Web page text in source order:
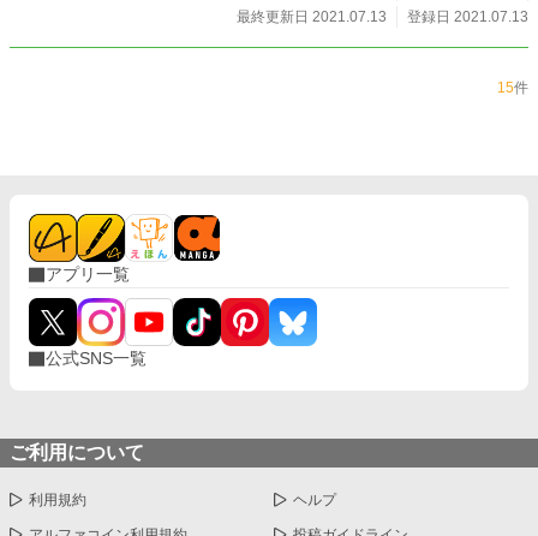
最終更新日 2021.07.13
登録日 2021.07.13
15件
アプリ一覧
公式SNS一覧
ご利用について
利用規約 ヘルプ